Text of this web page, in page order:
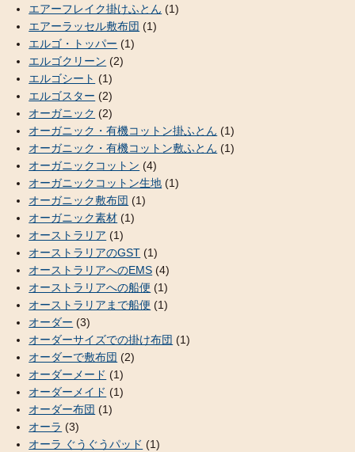
エアーフレイク掛けふとん (1)
エアーラッセル敷布団 (1)
エルゴ・トッパー (1)
エルゴクリーン (2)
エルゴシート (1)
エルゴスター (2)
オーガニック (2)
オーガニック・有機コットン掛ふとん (1)
オーガニック・有機コットン敷ふとん (1)
オーガニックコットン (4)
オーガニックコットン生地 (1)
オーガニック敷布団 (1)
オーガニック素材 (1)
オーストラリア (1)
オーストラリアのGST (1)
オーストラリアへのEMS (4)
オーストラリアへの船便 (1)
オーストラリアまで船便 (1)
オーダー (3)
オーダーサイズでの掛け布団 (1)
オーダーで敷布団 (2)
オーダーメード (1)
オーダーメイド (1)
オーダー布団 (1)
オーラ (3)
オーラ ぐうぐうパッド (1)